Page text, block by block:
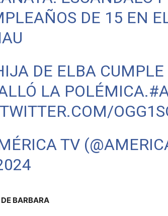
DE 15 EN
DE ELBA
LA POLÉMICA.
TV
BARBARA